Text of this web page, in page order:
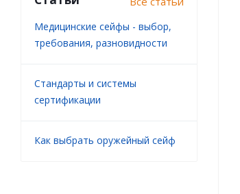
Медицинские сейфы - выбор,
требования, разновидности
Стандарты и системы
сертификации
Как выбрать оружейный сейф